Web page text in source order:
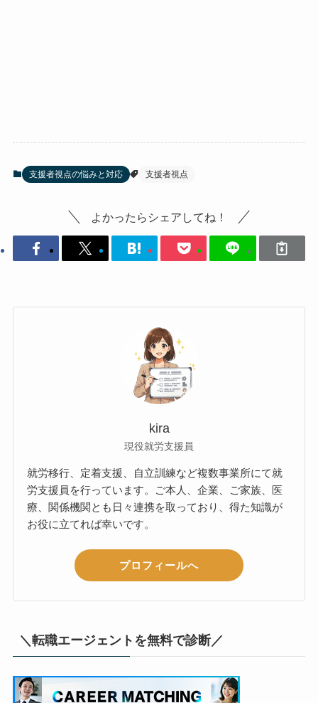
支援者視点の悩みと対応 支援者視点
よかったらシェアしてね！
kira
現役就労支援員
就労移行、定着支援、自立訓練など複数事業所にて就
労支援員を行っています。ご本人、企業、ご家族、医
療、関係機関とも日々連携を取っており、得た知識が
お役に立てれば幸いです。
プロフィールへ
＼転職エージェントを無料で診断／